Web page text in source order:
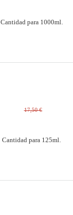
Cantidad para 1000ml.
17,50 €
Cantidad para 125ml.